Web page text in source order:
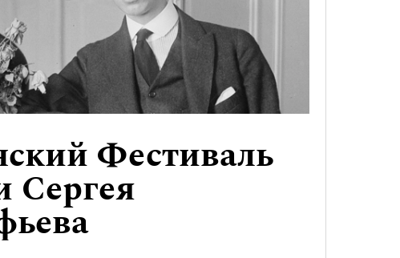
Фестиваль
Сергея